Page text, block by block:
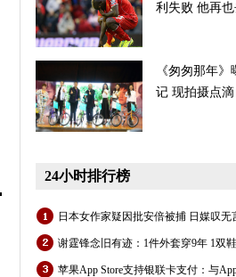
利失败 他再
《匆匆那年
记 现拍摄点滴
24小时排行榜
日本女作家疑因批安倍被捕 日媒叹无
谢霆锋念旧有迹：1件外套穿9年 1双
苹果App Store支持银联卡支付：与